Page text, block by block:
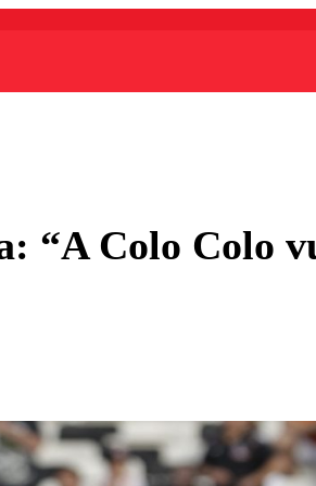
“A Colo Colo